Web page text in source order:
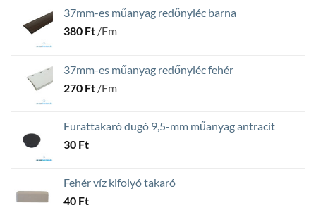
37mm-es műanyag redőnyléc barna
380 Ft /Fm
37mm-es műanyag redőnyléc fehér
270 Ft /Fm
Furattakaró dugó 9,5-mm műanyag antracit
30 Ft
Fehér víz kifolyó takaró
40 Ft